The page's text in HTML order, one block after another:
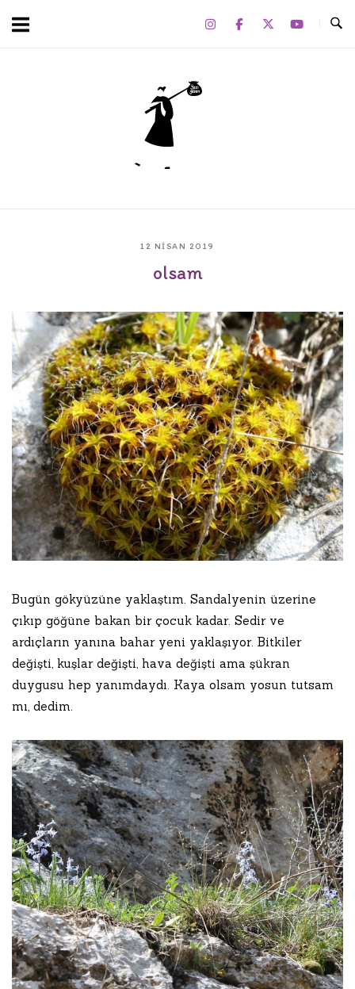
Home
12 NISAN 2019
olsam
Bugün gökyüzüne yaklaştım. Sandalyenin üzerine
çıkıp göğüne bakan bir çocuk kadar. Sedir ve
ardıçların yanına bahar yeni yaklaşıyor. Bitkiler
değişti, kuşlar değişti, hava değişti ama şükran
duygusu hep yanımdaydı. Kaya olsam yosun tutsam
mı, dedim.